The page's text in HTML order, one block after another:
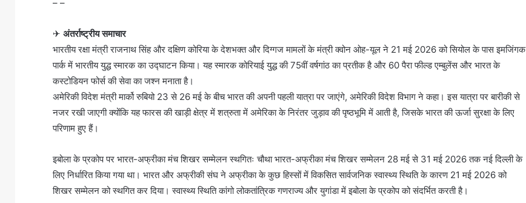
– –
✈ अंतर्राष्ट्रीय समाचार
भारतीय रक्षा मंत्री राजनाथ सिंह और दक्षिण कोरिया के देशभक्त और दिग्गज मामलों के मंत्री क्वोन ओह-यूल ने 21 मई 2026 को सियोल के पास इमजिंगक
पार्क में भारतीय युद्ध स्मारक का उद्घाटन किया। यह स्मारक कोरियाई युद्ध की 75वीं वर्षगांठ का प्रतीक है और 60 पैरा फील्ड एम्बुलेंस और भारत के
कस्टोडियन फोर्स की सेवा का जश्न मनाता है।
अमेरिकी विदेश मंत्री मार्को रुबियो 23 से 26 मई के बीच भारत की अपनी पहली यात्रा पर जाएंगे, अमेरिकी विदेश विभाग ने कहा। इस यात्रा पर बारीकी से
नजर रखी जाएगी क्योंकि यह फारस की खाड़ी क्षेत्र में शत्रुता में अमेरिका के निरंतर जुड़ाव की पृष्ठभूमि में आती है, जिसके भारत की ऊर्जा सुरक्षा के लिए
परिणाम हुए हैं।
इबोला के प्रकोप पर भारत-अफ्रीका मंच शिखर सम्मेलन स्थगितः चौथा भारत-अफ्रीका मंच शिखर सम्मेलन 28 मई से 31 मई 2026 तक नई दिल्ली के
लिए निर्धारित किया गया था। भारत और अफ्रीकी संघ ने अफ्रीका के कुछ हिस्सों में विकसित सार्वजनिक स्वास्थ्य स्थिति के कारण 21 मई 2026 को
शिखर सम्मेलन को स्थगित कर दिया। स्वास्थ्य स्थिति कांगो लोकतांत्रिक गणराज्य और युगांडा में इबोला के प्रकोप को संदर्भित करती है।